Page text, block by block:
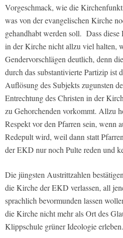
Vorgeschmack, wie die
was von der evangelischen Kirche
gehandhabt werden soll. Dass
in der Kirche nicht allzu viel halten,
Gendervorschlägen deutlich, denn
durch das substantivierte Partizip ist
Auflösung des Subjekts zugunsten
Entrechtung des Christen in der
zu Gehorchenden vorkommt. Allzu
Respekt vor den Pfarren sein, wenn
Redepult wird, weil dann statt
der EKD nur noch Pulte reden und
Die jüngsten Austrittzahlen
die Kirche der EKD verlassen, all
sprachlich bevormunden lassen
die Kirche nicht mehr als Ort des
Klippschule grüner Ideologie erleben.